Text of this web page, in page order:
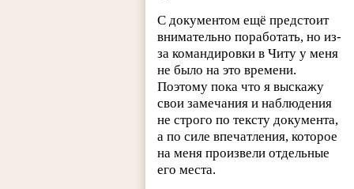
С документом ещё предстоит
внимательно поработать, но из-
за командировки в Читу у меня
не было на это времени.
Поэтому пока что я выскажу
свои замечания и наблюдения
не строго по тексту документа,
а по силе впечатления, которое
на меня произвели отдельные
его места.